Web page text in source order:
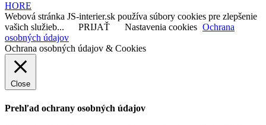
HORE
Webová stránka JS-interier.sk používa súbory cookies pre zlepšenie
vašich služieb...
PRIJAŤ Nastavenia cookies Ochrana
osobných údajov
Ochrana osobných údajov & Cookies
Close
Prehľad ochrany osobných údajov